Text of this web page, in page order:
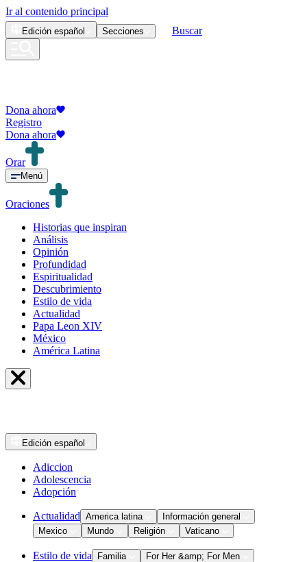
Ir al contenido principal
Edición español Secciones Buscar
Dona ahora
Registro
Dona ahora
Orar
Menú
Oraciones
Historias que inspiran
Análisis
Opinión
Profundidad
Espiritualidad
Descubrimiento
Estilo de vida
Actualidad
Papa Leon XIV
México
América Latina
Edición español
Adiccion
Adolescencia
Adopción
Actualidad America latina
Información general
Mexico
Mundo Religión Vaticano
Estilo de vida Familia
For Her &amp; For Men